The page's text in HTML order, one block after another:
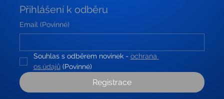
Přihlášení k odběru
Email (Povinné)
Souhlas s odběrem novinek - ochrana
os.údajů (Povinné)
Registrace